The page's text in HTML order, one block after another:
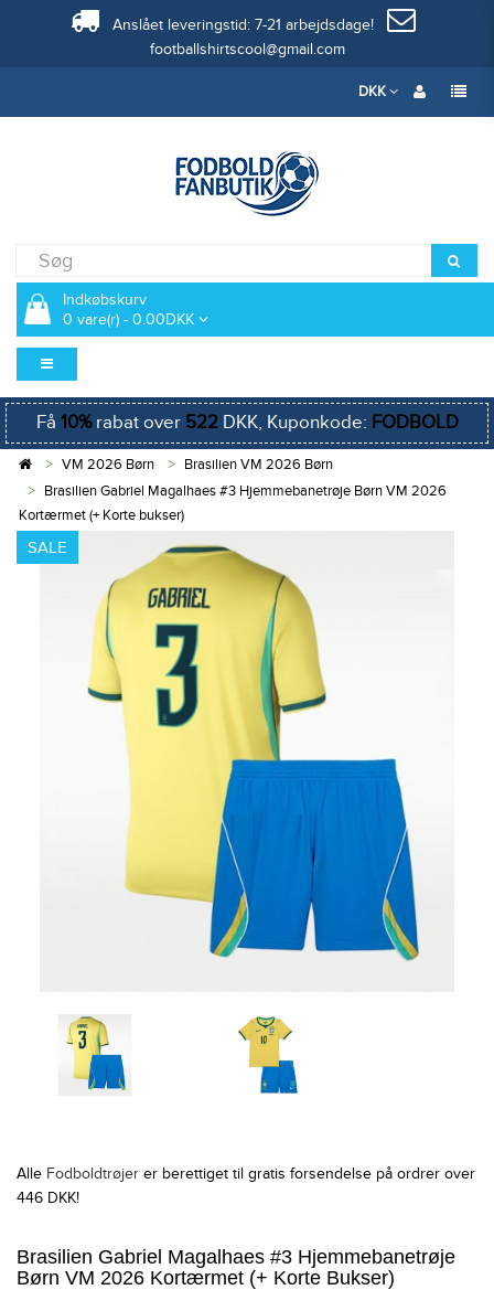
Anslået leveringstid: 7-21 arbejdsdage!
footballshirtscool@gmail.com
DKK
Indkøbskurv
0 vare(r) - 0.00DKK
Få 10%rabat over 522DKK, Kuponkode: FODBOLD
VM 2026 Børn
Brasilien VM 2026 Børn
Brasilien Gabriel Magalhaes #3 Hjemmebanetrøje Børn VM 2026
Kortærmet (+ Korte bukser)
SALE
Alle Fodboldtrøjer er berettiget til gratis forsendelse på ordrer over
446 DKK!
Brasilien Gabriel Magalhaes #3 Hjemmebanetrøje
Børn VM 2026 Kortærmet (+ Korte Bukser)